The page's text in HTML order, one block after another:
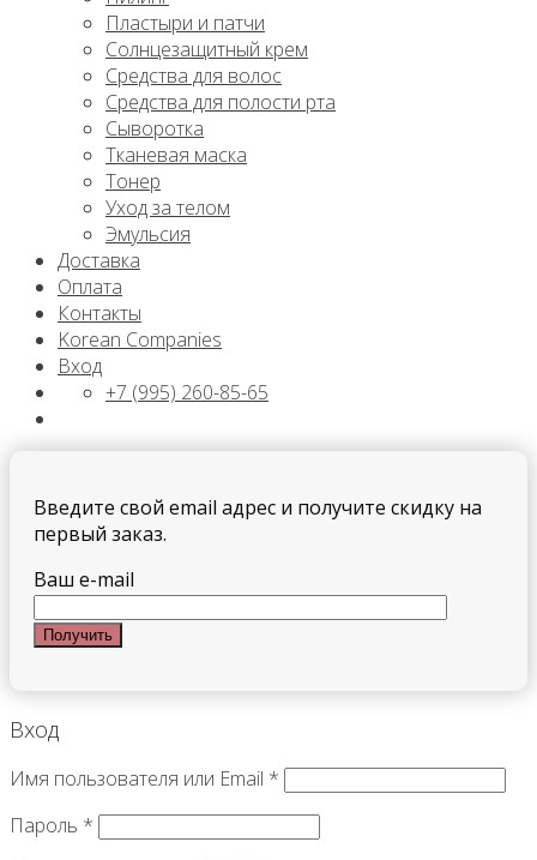
Пластыри и патчи
Солнцезащитный крем
Средства для волос
Средства для полости рта
Сыворотка
Тканевая маска
Тонер
Уход за телом
Эмульсия
Доставка
Оплата
Контакты
Korean Companies
Вход
+7 (995) 260-85-65
Введите свой email адрес и получите скидку на
первый заказ.
Ваш e-mail
Вход
Имя пользователя или Email *
Пароль *